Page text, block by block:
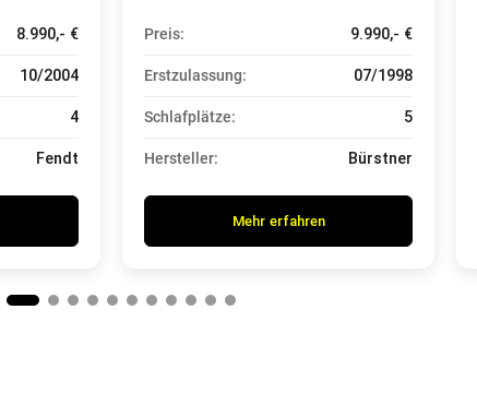
8.990,- €
10/2004
4
Fendt
Preis: 9.990,- €
Erstzulassung: 07/1998
Schlafplätze: 5
Hersteller: Bürstner
Mehr erfahren